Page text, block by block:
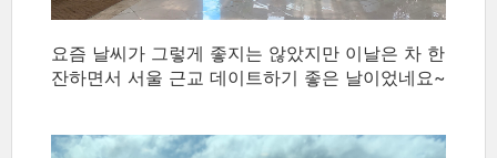
요즘 날씨가 그렇게 좋지는 않았지만 이날은 차 한
잔하면서 서울 근교 데이트하기 좋은 날이었네요~